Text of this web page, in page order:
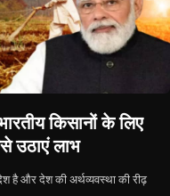
किसानों के लिए
उठाएं लाभ
है और देश की अर्थव्यवस्था की रीढ़